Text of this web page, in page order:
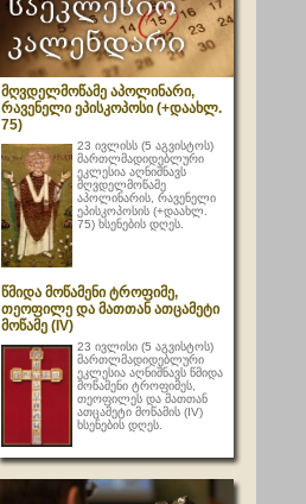
მღვდელმოწამე აპოლინარი,
რავენელი ეპისკოპოსი (+დაახლ.
75)
23 ივლისს (5 აგვისტოს)
მართლმადიდებლური
ეკლესია აღნიშნავს
მღვდელმოწამე
აპოლინარის, რავენელი
ეპისკოპოსის (+დაახლ.
75) ხსენების დღეს.
წმიდა მოწამენი ტროფიმე,
თეოფილე და მათთან ათცამეტი
მოწამე (IV)
23 ივლისი (5 აგვისტოს)
მართლმადიდებლური
ეკლესია აღნიშნავს წმიდა
მოწამენი ტროფიმეს,
თეოფილეს და მათთან
ათცამეტი მოწამის (IV)
ხსენების დღეს.